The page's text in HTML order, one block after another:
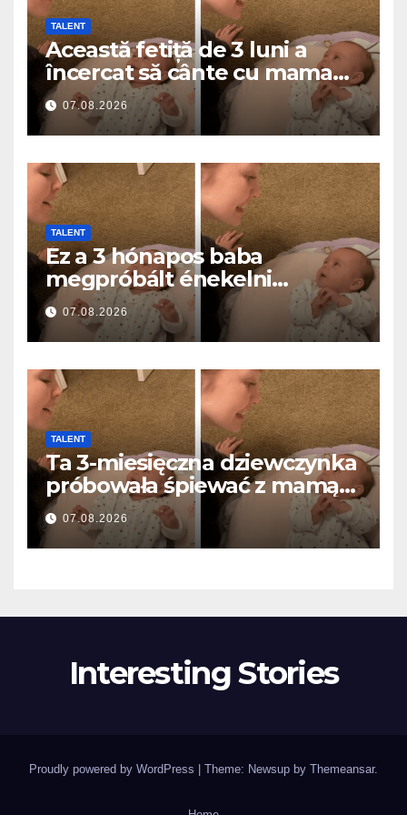
TALENT
Această fetiță de 3 luni a
încercat să cânte cu mama
ei… și a topit milioane de
inimi
07.08.2026
TALENT
Ez a 3 hónapos baba
megpróbált énekelni
anyával… és milliók szívét
olvasztotta meg
07.08.2026
TALENT
Ta 3-miesięczna dziewczynka
próbowała śpiewać z mamą…
i roztopiła miliony serc
07.08.2026
Interesting Stories
Proudly powered by WordPress Theme: Newsup by Themeansar.